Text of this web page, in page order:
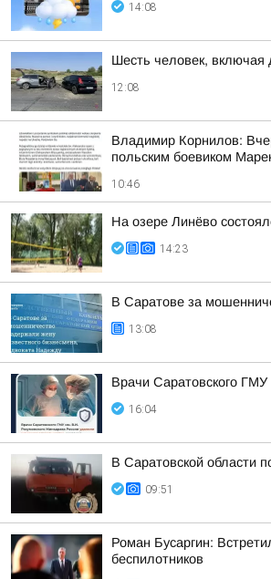
14:08
Шесть человек,
12:08
Владимир Корнилов:
польским боевиком
10:46
На озере Линёво
14:23
В Саратове за
13:08
Врачи Саратовского
16:04
В Саратовской области
09:51
Роман Бусаргин:
беспилотников